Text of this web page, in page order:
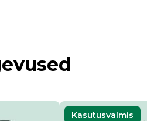
Kasutusvalmis